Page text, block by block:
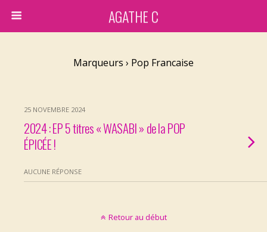
AGATHE C
Marqueurs › Pop Francaise
25 NOVEMBRE 2024
2024 : EP 5 titres « WASABI » de la POP
ÉPICÉE !
AUCUNE RÉPONSE
Retour au début